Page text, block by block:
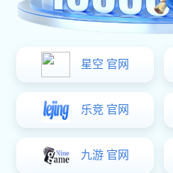
星空真人:LS556系列拉手
￥0.00